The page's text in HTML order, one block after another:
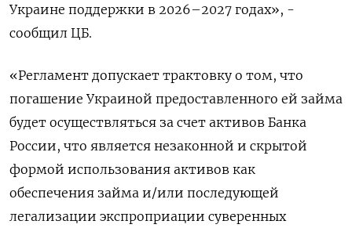
Украине поддержки ​в 2026–2027 годах», -
сообщил ЦБ.
«Регламент допускает трактовку о том, ‌что
погашение Украиной предоставленного ей займа
будет осуществляться за счет активов Банка
России, что является незаконной и скрытой ​
формой использования активов ​как
обеспечения ‌займа и/или последующей
легализации экспроприации суверенных